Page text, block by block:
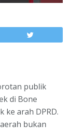
publik
di Bone
ke arah DPRD.
bukan